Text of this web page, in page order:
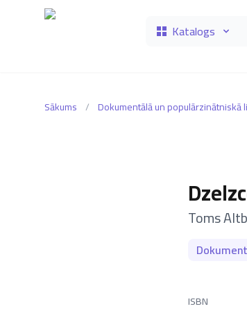
Katalogs
Sākums / Dokumentālā un populārzinātniskā
–
Toms
ISBN